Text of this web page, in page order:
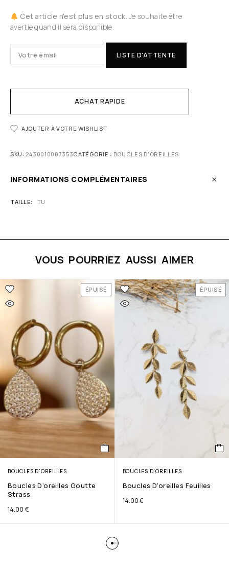
Cet article n'est plus en stock. Je souhaite être
avertie quand il sera disponible.
LISTE D'ATTENTE
ACHAT RAPIDE
AJOUTER À VOTRE WISHLIST
SKU:2430010087353CATÉGORIE : BOUCLES D'OREILLES
INFORMATIONS COMPLÉMENTAIRES
TAILLE TU
VOUS POURRIEZ AUSSI AIMER
ÉPUISÉ
BOUCLES D'OREILLES
Boucles D’oreilles Goutte
Strass
14.00 €
ÉPUISÉ
BOUCLES D'OREILLES
Boucles D’oreilles Feuilles
14.00€